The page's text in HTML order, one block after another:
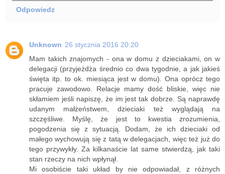
Odpowiedz
Unknown 26 stycznia 2016 20:20
Mam takich znajomych - ona w domu z dzieciakami, on w
delegacji (przyjeżdża średnio co dwa tygodnie, a jak jakieś
święta itp. to ok. miesiąca jest w domu). Ona oprócz tego
pracuje zawodowo. Relacje mamy dość bliskie, więc nie
skłamiem jeśli napiszę, że im jest tak dobrze. Są naprawdę
udanym małżeństwem, dzieciaki też wyglądają na
szczęśliwe. Myślę, że jest to kwestia zrozumienia,
pogodzenia się z sytuacją. Dodam, że ich dzieciaki od
małego wychowują się z tatą w delegacjach, więc też już do
tego przywykły. Za kilkanaście lat same stwierdzą, jak taki
stan rzeczy na nich wpłynął.
Mi osobiście taki układ by nie odpowiadał, z różnych